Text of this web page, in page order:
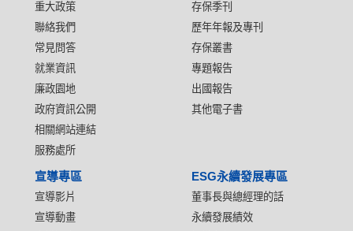
重大政策
聯絡我們
常見問答
就業資訊
廉政園地
政府資訊公開
相關網站連結
服務處所
存保季刊
歷年年報及專刊
存保叢書
專題報告
出國報告
其他電子書
宣導專區
宣導影片
宣導動畫
ESG永續發展專區
董事長與總經理的話
永續發展績效